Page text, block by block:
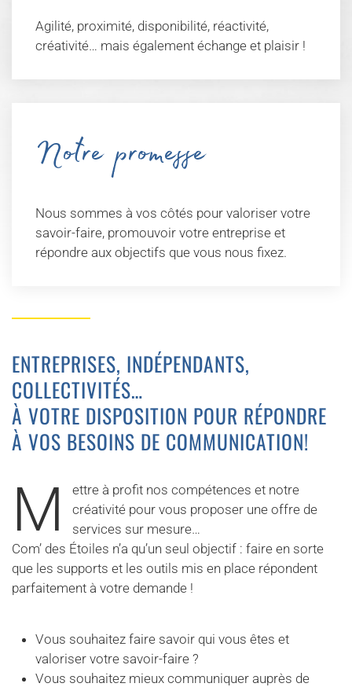
Agilité, proximité, disponibilité, réactivité,
créativité… mais également échange et plaisir !
Notre promesse
Nous sommes à vos côtés pour valoriser votre
savoir-faire, promouvoir votre entreprise et
répondre aux objectifs que vous nous fixez.
ENTREPRISES, INDÉPENDANTS,
COLLECTIVITÉS…
À VOTRE DISPOSITION POUR RÉPONDRE
À VOS BESOINS DE COMMUNICATION!
M
ettre à profit nos compétences et notre
créativité pour vous proposer une offre de
services sur mesure…
Com’ des Étoiles n’a qu’un seul objectif : faire en sorte
que les supports et les outils mis en place répondent
parfaitement à votre demande !
Vous souhaitez faire savoir qui vous êtes et
valoriser votre savoir-faire ?
Vous souhaitez mieux communiquer auprès de